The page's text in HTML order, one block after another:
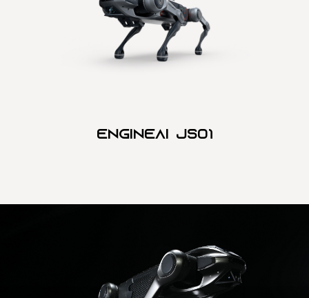
Engineai JS01